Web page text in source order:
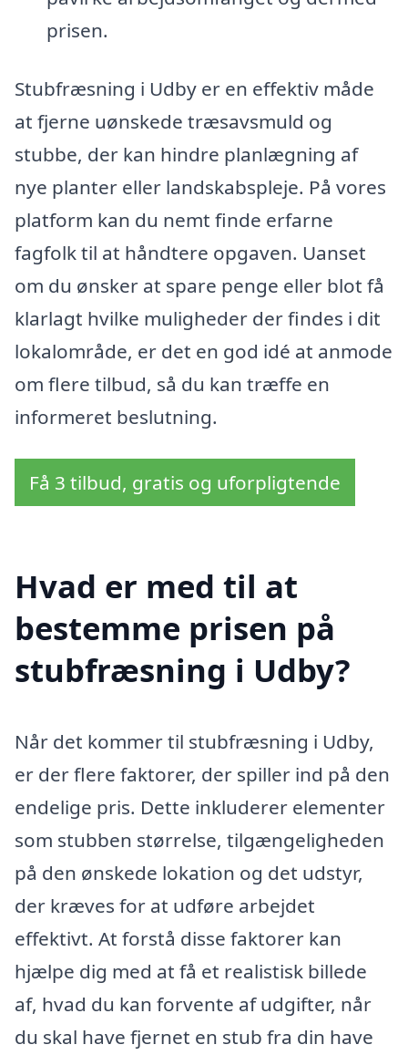
prisen.
Stubfræsning i Udby er en effektiv måde
at fjerne uønskede træsavsmuld og
stubbe, der kan hindre planlægning af
nye planter eller landskabspleje. På vores
platform kan du nemt finde erfarne
fagfolk til at håndtere opgaven. Uanset
om du ønsker at spare penge eller blot få
klarlagt hvilke muligheder der findes i dit
lokalområde, er det en god idé at anmode
om flere tilbud, så du kan træffe en
informeret beslutning.
Få 3 tilbud, gratis og uforpligtende
Hvad er med til at
bestemme prisen på
stubfræsning i Udby?
Når det kommer til stubfræsning i Udby,
er der flere faktorer, der spiller ind på den
endelige pris. Dette inkluderer elementer
som stubben størrelse, tilgængeligheden
på den ønskede lokation og det udstyr,
der kræves for at udføre arbejdet
effektivt. At forstå disse faktorer kan
hjælpe dig med at få et realistisk billede
af, hvad du kan forvente af udgifter, når
du skal have fjernet en stub fra din have